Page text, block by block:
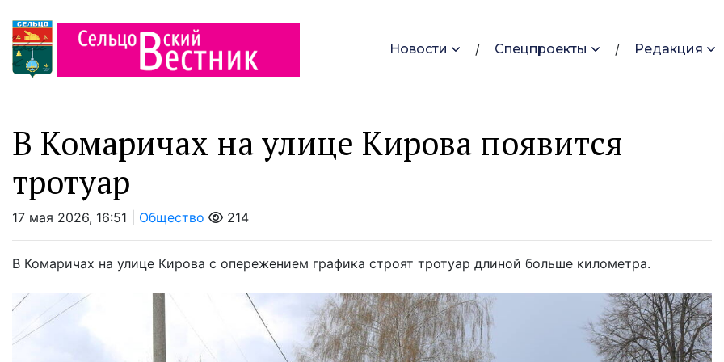
Новости Спецпроекты Редакция
В Комаричах на улице Кирова появится
тротуар
17 мая 2026, 16:51 | Общество 214
В Комаричах на улице Кирова с опережением графика строят тротуар длиной больше километра.